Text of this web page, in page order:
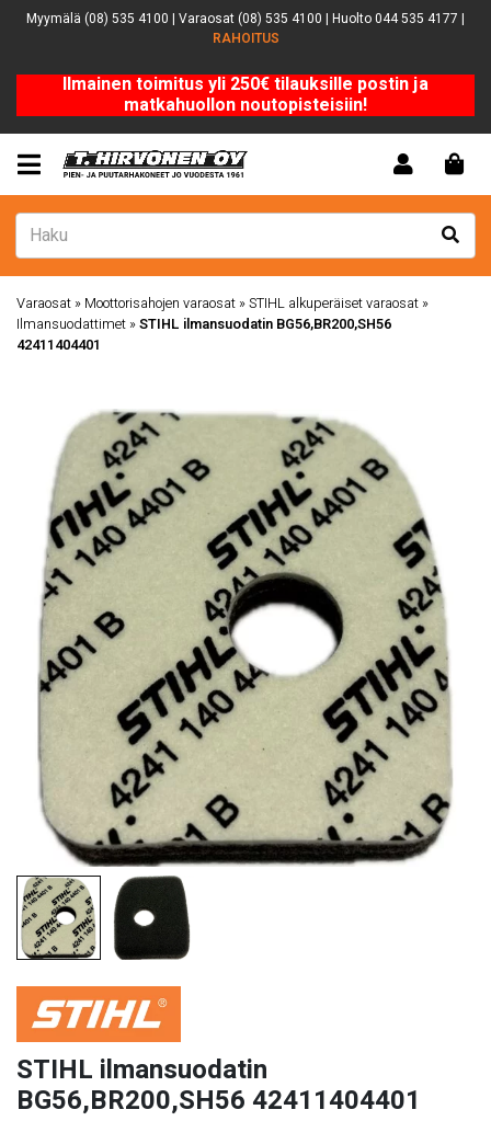
Myymälä (08) 535 4100 | Varaosat (08) 535 4100 | Huolto 044 535 4177 |
RAHOITUS
Ilmainen toimitus yli 250€ tilauksille postin ja
matkahuollon noutopisteisiin!
Varaosat » Moottorisahojen varaosat »STIHL alkuperäiset varaosat »
Ilmansuodattimet »STIHL ilmansuodatin BG56,BR200,SH56
42411404401
STIHL ilmansuodatin
BG56,BR200,SH56 42411404401